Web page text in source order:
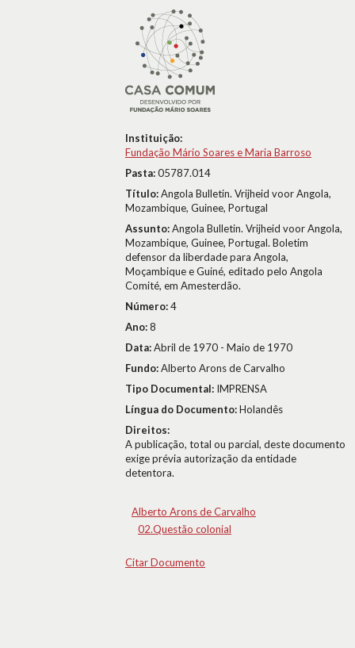
Instituição:
Fundação Mário Soares e Maria Barroso
Pasta:05787.014
Título:Angola Bulletin. Vrijheid voor Angola,
Mozambique, Guinee, Portugal
Assunto:Angola Bulletin. Vrijheid voor Angola,
Mozambique, Guinee, Portugal. Boletim
defensor da liberdade para Angola,
Moçambique e Guiné, editado pelo Angola
Comité, em Amesterdão.
Número:4
Ano:8
Data:Abril de 1970 - Maio de 1970
Fundo:Alberto Arons de Carvalho
Tipo Documental: IMPRENSA
Língua do Documento:Holandês
Direitos:
A publicação, total ou parcial, deste documento
exige prévia autorização da entidade
detentora.
Alberto Arons de Carvalho
02.Questão colonial
Citar Documento